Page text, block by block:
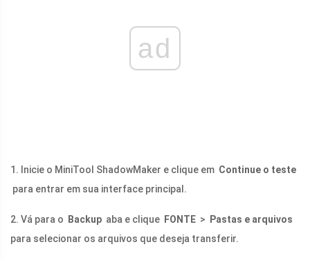
ad
1. Inicie o MiniTool ShadowMaker e clique em Continue o teste
para entrar em sua interface principal.
2. Vá para o Backup aba e clique FONTE >
Pastas e arquivos
para selecionar os arquivos que deseja transferir.